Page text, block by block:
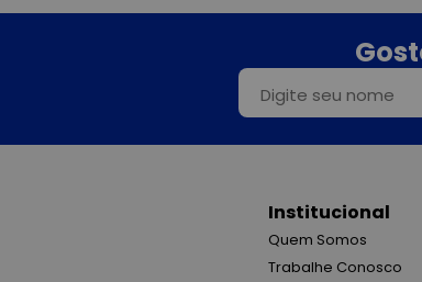
Institucional
Quem Somos
Trabalhe Conosco